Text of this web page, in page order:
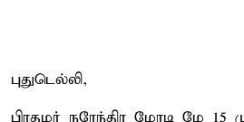
புதுடெல்லி,
பிரதமர் நரேந்திர மோடி மே 15